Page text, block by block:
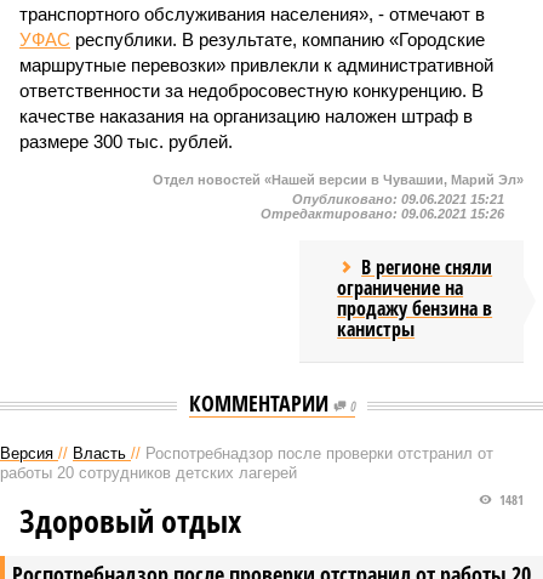
транспортного обслуживания населения», - отмечают в
УФАС республики. В результате, компанию «Городские
маршрутные перевозки» привлекли к административной
ответственности за недобросовестную конкуренцию. В
качестве наказания на организацию наложен штраф в
размере 300 тыс. рублей.
Отдел новостей «Нашей версии в Чувашии, Марий Эл»
Опубликовано: 09.06.2021 15:21
Отредактировано: 09.06.2021 15:26
В регионе сняли
ограничение на
продажу бензина в
канистры
КОММЕНТАРИИ 0
Версия // Власть // Роспотребнадзор после проверки отстранил от
работы 20 сотрудников детских лагерей
1481
Здоровый отдых